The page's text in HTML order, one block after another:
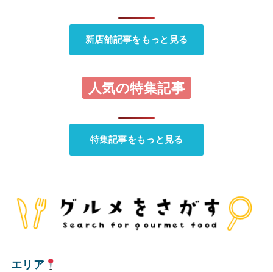
新店舗記事をもっと見る
人気の特集記事
特集記事をもっと見る
エリア